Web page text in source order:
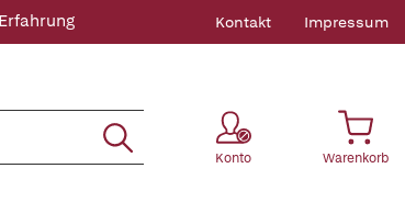
Kontakt Impressum
Konto Warenkorb